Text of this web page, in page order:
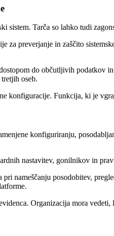
sistem. Tarča so lahko tudi
za preverjanje in zaščito
do občutljivih podatkov
oseb.
konfiguracije. Funkcija, ki je
konfiguriranju,
nastavitev, gonilnikov in
nameščanju posodobitev,
Organizacija mora